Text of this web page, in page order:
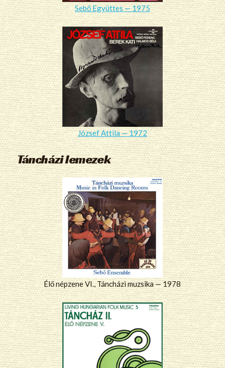
Sebő Együttes — 1975
József Attila — 1972
Táncházi lemezek
Élő népzene VI., Táncházi muzsika — 1978